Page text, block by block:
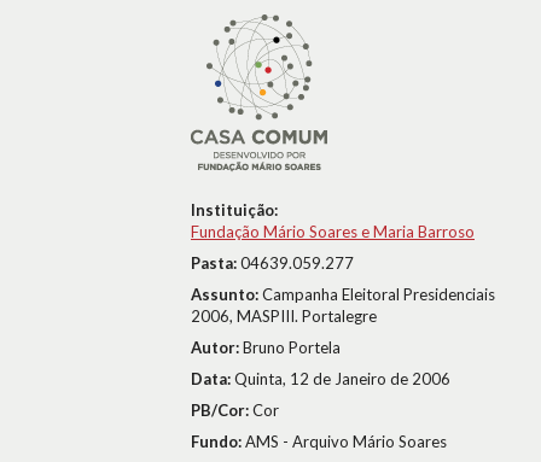
Instituição:
Fundação Mário Soares e Maria Barroso
Pasta:04639.059.277
Assunto:Campanha Eleitoral Presidenciais
2006, MASPIII. Portalegre
Autor:Bruno Portela
Data:Quinta, 12 de Janeiro de 2006
PB/Cor:Cor
Fundo:AMS - Arquivo Mário Soares